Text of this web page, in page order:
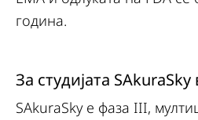
година.
За студијата
SAkuraSky е фаза III,